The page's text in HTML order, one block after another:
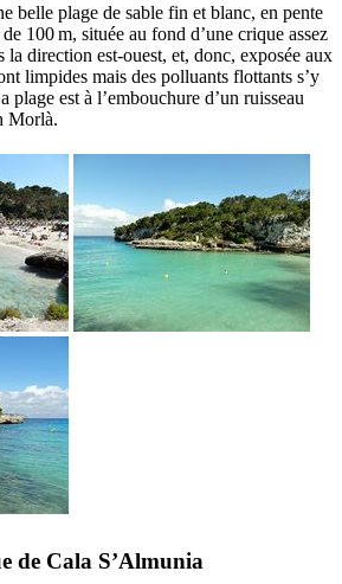
belle plage de sable fin et blanc, en pente
100 m, située au fond d’une crique assez
la direction est-ouest, et, donc, exposée aux
limpides mais des polluants flottants s’y
plage est à l’embouchure d’un ruisseau
Morlà.
de Cala S’Almunia